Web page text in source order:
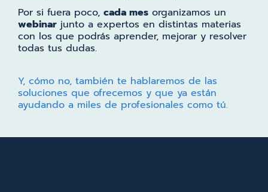
Por si fuera poco, cada mes organizamos un
webinar junto a expertos en distintas materias
con los que podrás aprender, mejorar y resolver
todas tus dudas.
Y, cómo no, también te hablaremos de las
soluciones que ofrecemos y que ya están
ayudando a miles de profesionales como tú.